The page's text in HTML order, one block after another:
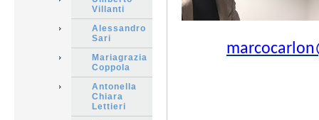
Villanti
Alessandro
Sari
Mariagrazia
Coppola
Antonella
Chiara
Lettieri